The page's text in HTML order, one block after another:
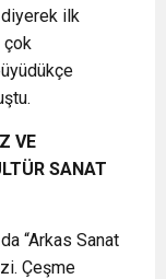
ilk
çok
VE
SANAT
“Arkas Sanat
Çeşme